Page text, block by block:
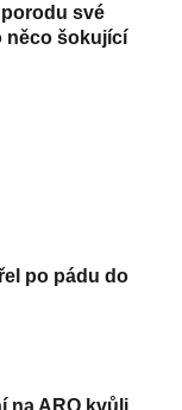
své
něco šokující
po pádu do
na ARO kvůli